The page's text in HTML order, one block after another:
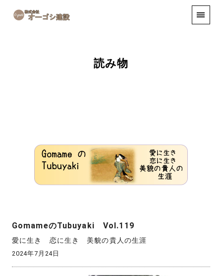
手しごと
読み物
GomameのTubuyaki Vol.119
愛に生き 恋に生き 美貌の貴人の生涯
2024年7月24日